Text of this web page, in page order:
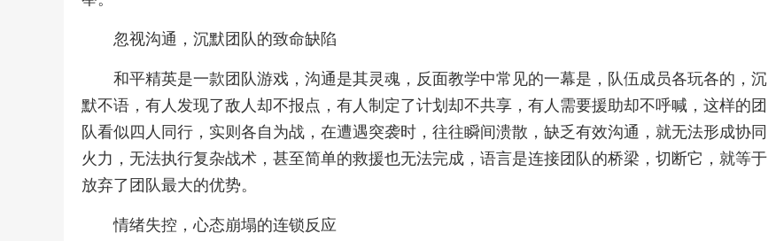
忽视沟通，沉默团队的致命缺陷
和平精英是一款团队游戏，沟通是其灵魂，反面教学中常见的一幕是，队伍成员各玩各的，沉
默不语，有人发现了敌人却不报点，有人制定了计划却不共享，有人需要援助却不呼喊，这样的团
队看似四人同行，实则各自为战，在遭遇突袭时，往往瞬间溃散，缺乏有效沟通，就无法形成协同
火力，无法执行复杂战术，甚至简单的救援也无法完成，语言是连接团队的桥梁，切断它，就等于
放弃了团队最大的优势。
情绪失控，心态崩塌的连锁反应